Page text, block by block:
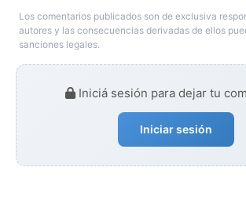
Los comentarios publicados son de exclusiva
autores y las consecuencias derivadas de ellos
sanciones legales.
Iniciá sesión para dejar tu
Iniciar sesión